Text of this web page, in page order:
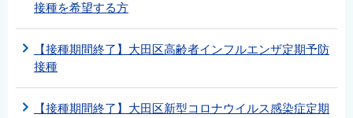
接種を希望する方
【接種期間終了】大田区高齢者インフルエンザ定期予防
接種
【接種期間終了】大田区新型コロナウイルス感染症定期